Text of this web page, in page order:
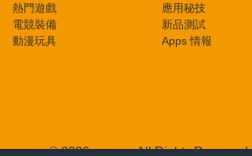
熱門遊戲
電競裝備
動漫玩具
應用秘技
新品測試
Apps 情報
© 2026 e-zone. All Rights Reserved.